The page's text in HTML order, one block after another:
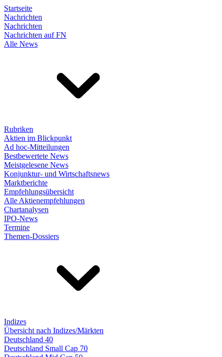
Startseite
Nachrichten
Nachrichten
Nachrichten auf FN
Alle News
Rubriken
Aktien im Blickpunkt
Ad hoc-Mitteilungen
Bestbewertete News
Meistgelesene News
Konjunktur- und Wirtschaftsnews
Marktberichte
Empfehlungsübersicht
Alle Aktienempfehlungen
Chartanalysen
IPO-News
Termine
Themen-Dossiers
Indizes
Übersicht nach Indizes/Märkten
Deutschland 40
Deutschland Small Cap 70